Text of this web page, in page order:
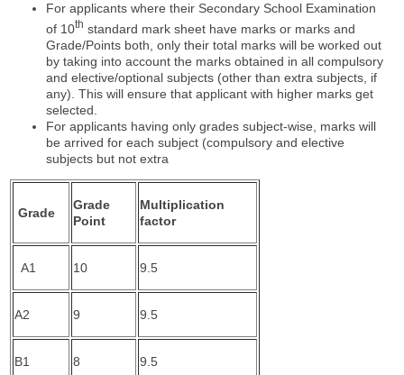
For applicants where their Secondary School Examination
of 10th standard mark sheet have marks or marks and
Grade/Points both, only their total marks will be worked out
by taking into account the marks obtained in all compulsory
and elective/optional subjects (other than extra subjects, if
any). This will ensure that applicant with higher marks get
selected.
For applicants having only grades subject-wise, marks will
be arrived for each subject (compulsory and elective
subjects but not extra
Grade
Grade
Point
Multiplication
factor
A1 10 9.5
A2 9 9.5
B1 8 9.5